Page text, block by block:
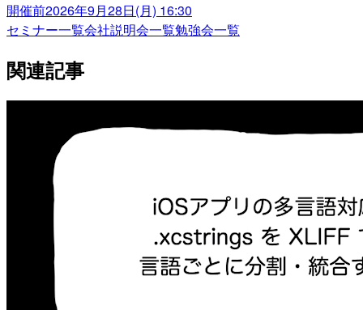
開催前2026年9月28日(月) 16:30
セミナー一覧会社説明会一覧勉強会一覧
関連記事